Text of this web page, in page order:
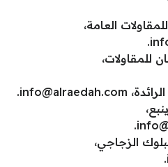
العامة،
.
للمقاولات،
info@alraedah.com
.
.
الزجاجي،
.